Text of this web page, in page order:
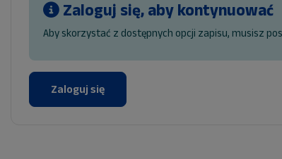
Zaloguj się, aby kontynuować
Aby skorzystać z dostępnych opcji zapisu, musisz
Zaloguj się